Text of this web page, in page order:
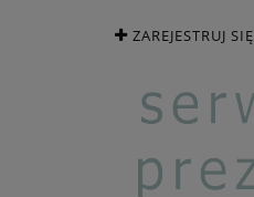
ZAREJESTRUJ SIĘ